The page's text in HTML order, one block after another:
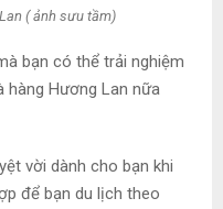
( ảnh sưu tầm)
bạn có thể trải nghiệm
Hương Lan nữa
vời dành cho bạn khi
để bạn du lịch theo